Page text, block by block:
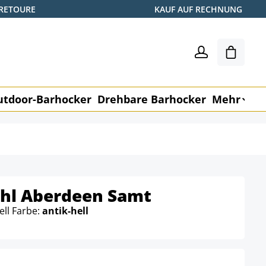
KAUF AUF RECHNUNG
Barhocker Drehbare Barhocker Mehr
Aberdeen Samt
Farbe: antik-hell